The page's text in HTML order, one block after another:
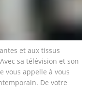
et aux tissus
sa télévision et son
vous appelle à vous
De votre